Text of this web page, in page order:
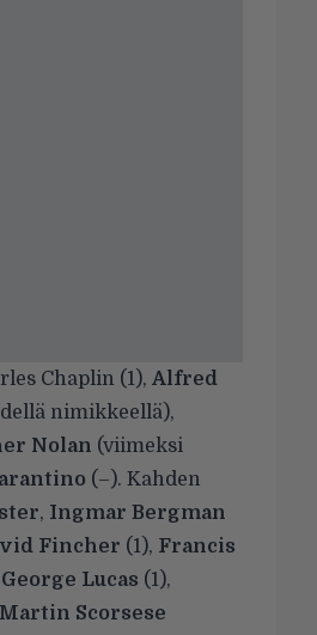
Chaplin (1), Alfred
nimikkeellä),
Nolan (viimeksi
(–). Kahden
, Ingmar Bergman
Fincher (1), Francis
George Lucas (1),
Martin Scorsese